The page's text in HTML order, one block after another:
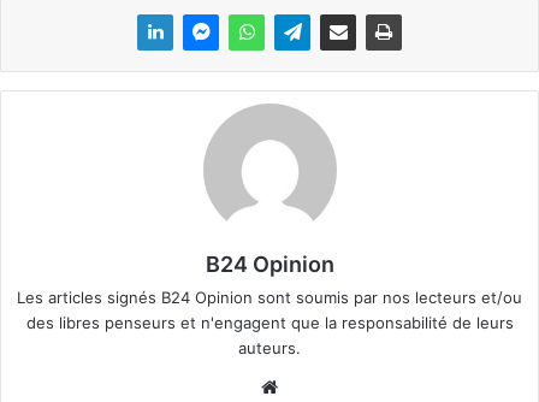
B24 Opinion
Les articles signés B24 Opinion sont soumis par nos lecteurs et/ou
des libres penseurs et n'engagent que la responsabilité de leurs
auteurs.